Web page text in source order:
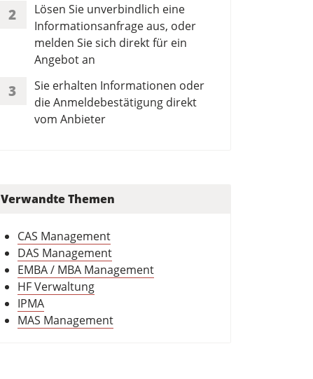
2
Lösen Sie unverbindlich eine
Informationsanfrage aus, oder
melden Sie sich direkt für ein
Angebot an
3
Sie erhalten Informationen oder
die Anmeldebestätigung direkt
vom Anbieter
Verwandte Themen
CAS Management
DAS Management
EMBA / MBA Management
HF Verwaltung
IPMA
MAS Management